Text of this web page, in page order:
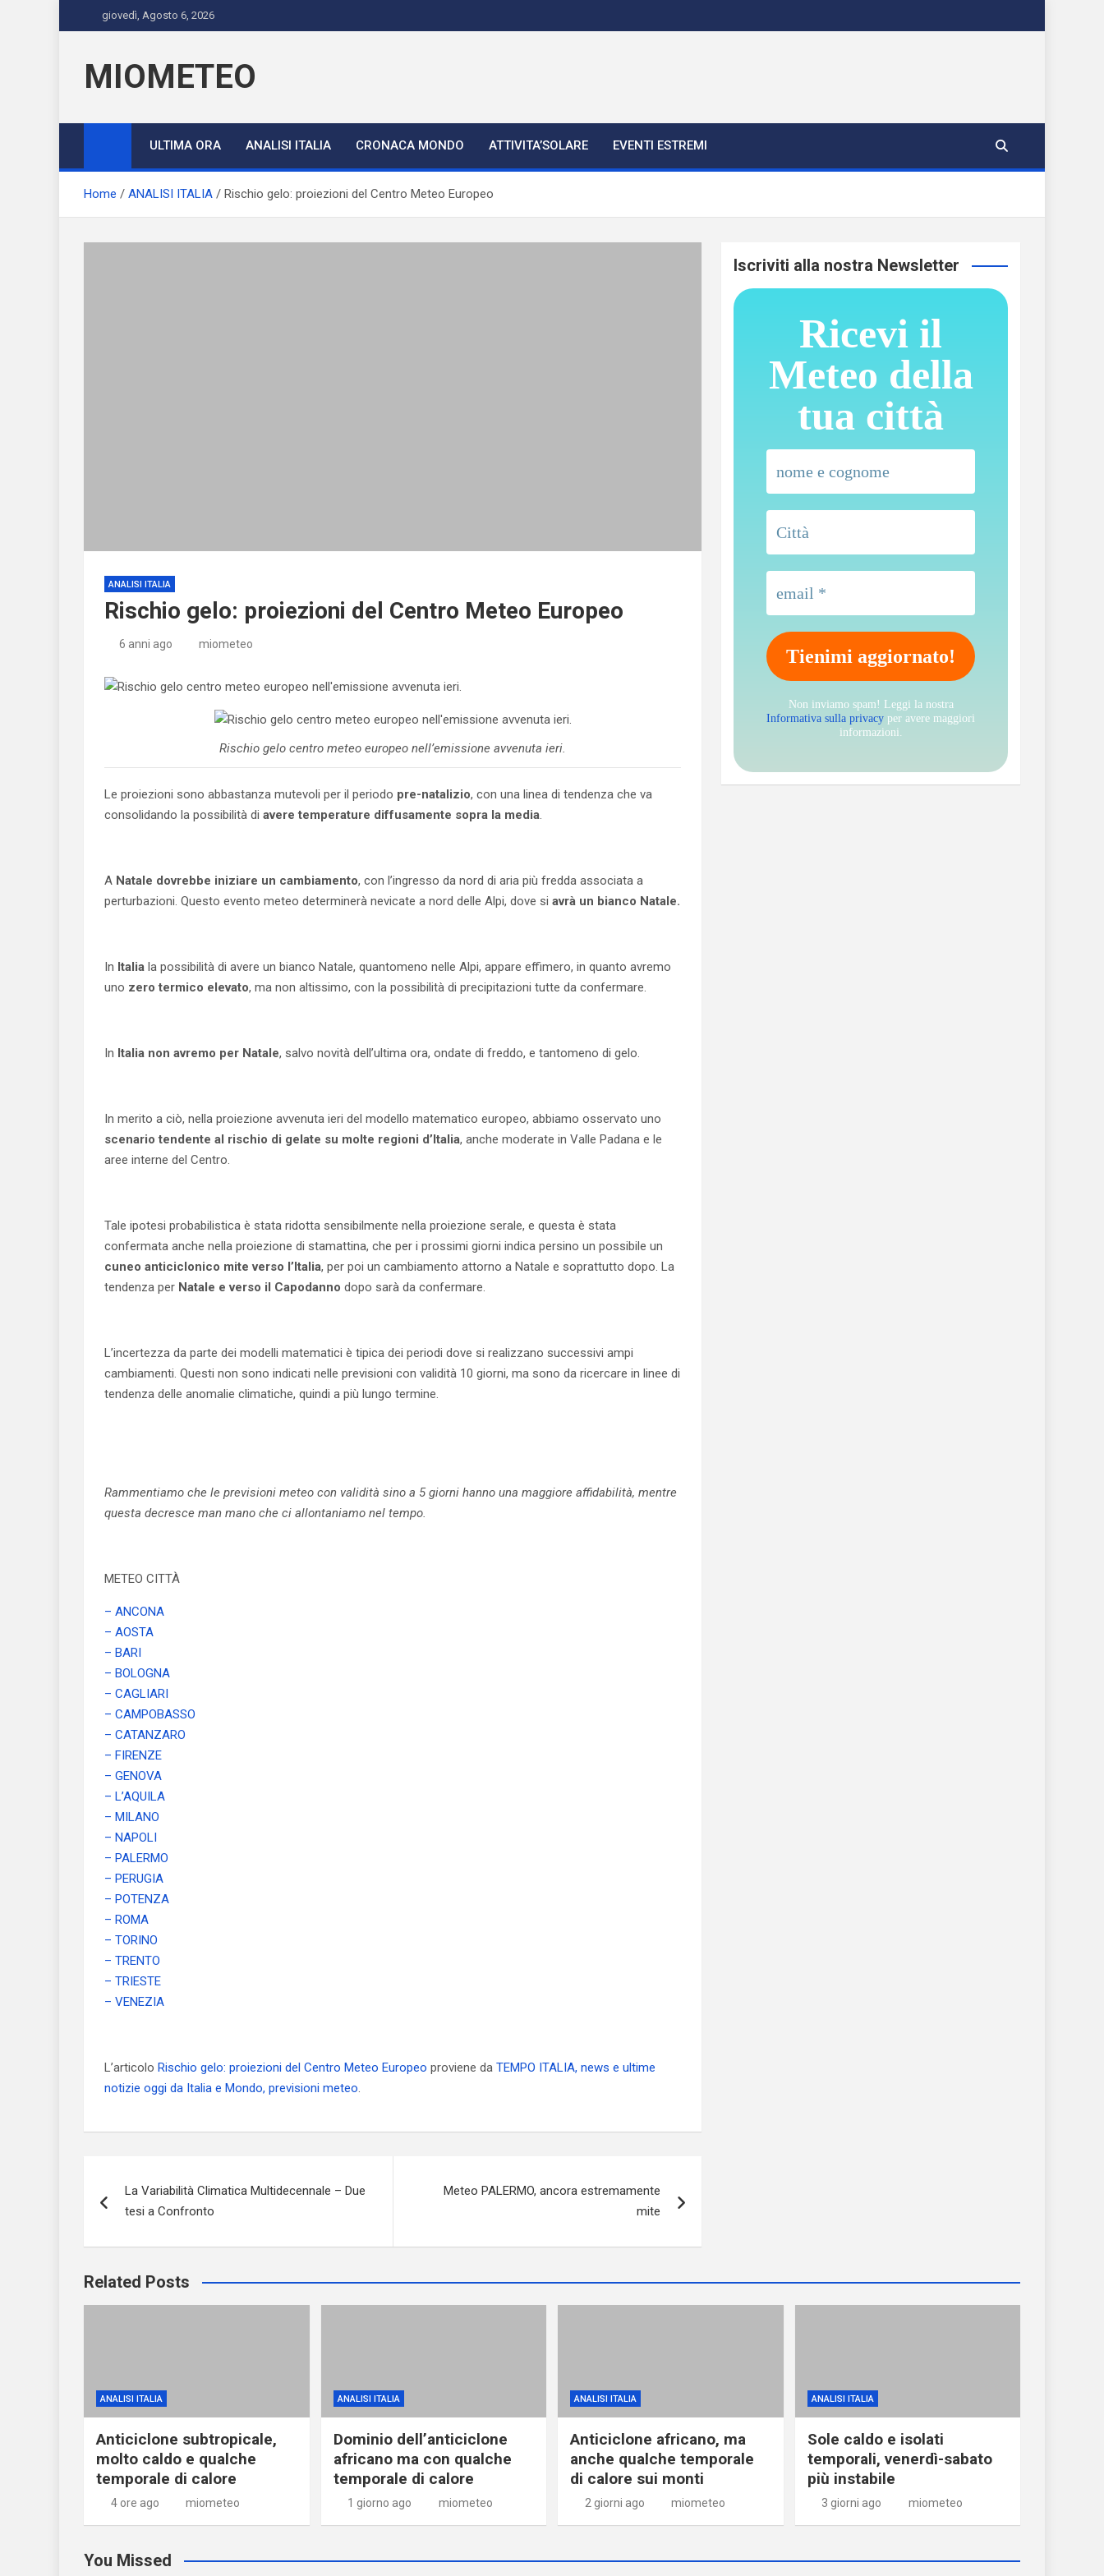
to
giovedì, Agosto 6, 2026
MIOMETEO
ULTIMA ORA ANALISI ITALIA CRONACA MONDO ATTIVITA’SOLARE EVENTI ESTREMI
Home ANALISI ITALIA Rischio gelo: proiezioni del Centro Meteo Europeo
ANALISI ITALIA
Rischio gelo: proiezioni del Centro Meteo Europeo
6 anni ago miometeo
Rischio gelo centro meteo europeo nell’emissione avvenuta ieri.
Le proiezioni sono abbastanza mutevoli per il periodo pre-natalizio, con una linea di tendenza che va
consolidando la possibilità di avere temperature diffusamente sopra la media.
A Natale dovrebbe iniziare un cambiamento, con l’ingresso da nord di aria più fredda associata a
perturbazioni. Questo evento meteo determinerà nevicate a nord delle Alpi, dove si avrà un bianco Natale.
In Italia la possibilità di avere un bianco Natale, quantomeno nelle Alpi, appare effimero, in quanto avremo
uno zero termico elevato, ma non altissimo, con la possibilità di precipitazioni tutte da confermare.
In Italia non avremo per Natale, salvo novità dell’ultima ora, ondate di freddo, e tantomeno di gelo.
In merito a ciò, nella proiezione avvenuta ieri del modello matematico europeo, abbiamo osservato uno
scenario tendente al rischio di gelate su molte regioni d’Italia, anche moderate in Valle Padana e le
aree interne del Centro.
Tale ipotesi probabilistica è stata ridotta sensibilmente nella proiezione serale, e questa è stata
confermata anche nella proiezione di stamattina, che per i prossimi giorni indica persino un possibile un
cuneo anticiclonico mite verso l’Italia, per poi un cambiamento attorno a Natale e soprattutto dopo. La
tendenza per Natale e verso il Capodanno dopo sarà da confermare.
L’incertezza da parte dei modelli matematici è tipica dei periodi dove si realizzano successivi ampi
cambiamenti. Questi non sono indicati nelle previsioni con validità 10 giorni, ma sono da ricercare in linee di
tendenza delle anomalie climatiche, quindi a più lungo termine.
Rammentiamo che le previsioni meteo con validità sino a 5 giorni hanno una maggiore affidabilità, mentre
questa decresce man mano che ci allontaniamo nel tempo.
METEO CITTÀ
– ANCONA
– AOSTA
– BARI
– BOLOGNA
– CAGLIARI
– CAMPOBASSO
– CATANZARO
– FIRENZE
– GENOVA
– L’AQUILA
– MILANO
– NAPOLI
– PALERMO
– PERUGIA
– POTENZA
– ROMA
– TORINO
– TRENTO
– TRIESTE
– VENEZIA
L’articolo Rischio gelo: proiezioni del Centro Meteo Europeo proviene da TEMPO ITALIA, news e ultime
notizie oggi da Italia e Mondo, previsioni meteo.
articoli
La Variabilità Climatica Multidecennale – Due
tesi a Confronto
Meteo PALERMO, ancora estremamente
mite
Iscriviti alla nostra Newsletter
Ricevi il
Meteo della
tua città
Non inviamo spam! Leggi la nostra
Informativa sulla privacy per avere maggiori
informazioni.
Related Posts
ANALISI ITALIA
Anticiclone subtropicale,
molto caldo e qualche
temporale di calore
4 ore ago miometeo
ANALISI ITALIA
Dominio dell’anticiclone
africano ma con qualche
temporale di calore
1 giorno ago miometeo
ANALISI ITALIA
Anticiclone africano, ma
anche qualche temporale
di calore sui monti
2 giorni ago miometeo
ANALISI ITALIA
Sole caldo e isolati
temporali, venerdì-sabato
più instabile
3 giorni ago miometeo
You Missed